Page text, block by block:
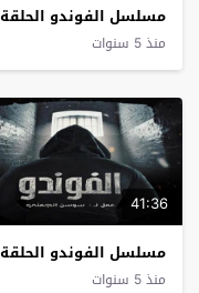
مسلسل الفوندو الحلقة 14
منذ 5 سنوات
41:36
مسلسل الفوندو الحلقة 12
منذ 5 سنوات